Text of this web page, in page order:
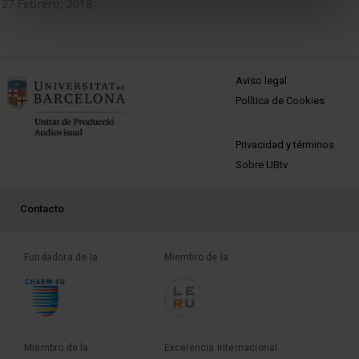
MENÚ PEU 1
Aviso legal
Política de Cookies
PEU 2
Privacidad y términos
Sobre UBtv
PEU 3
Contacto
Fundadora de la Miembro de la
Miembro de la Excelencia internacional